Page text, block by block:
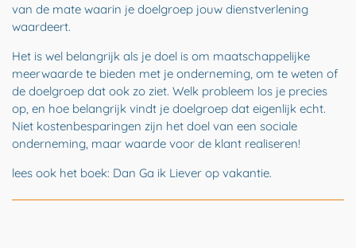
van de mate waarin je doelgroep jouw dienstverlening
waardeert.
Het is wel belangrijk als je doel is om maatschappelijke
meerwaarde te bieden met je onderneming, om te weten of
de doelgroep dat ook zo ziet. Welk probleem los je precies
op, en hoe belangrijk vindt je doelgroep dat eigenlijk echt.
Niet kostenbesparingen zijn het doel van een sociale
onderneming, maar waarde voor de klant realiseren!
lees ook het boek: Dan Ga ik Liever op vakantie.